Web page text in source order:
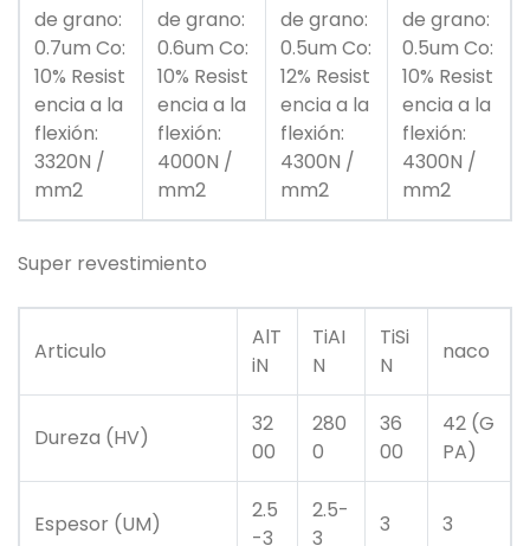
de grano:
0.7um Co:
10% Resist
encia a la
flexión:
3320N /
mm2
de grano:
0.6um Co:
10% Resist
encia a la
flexión:
4000N /
mm2
de grano:
0.5um Co:
12% Resist
encia a la
flexión:
4300N /
mm2
de grano:
0.5um Co:
10% Resist
encia a la
flexión:
4300N /
mm2
Super revestimiento
Articulo
AlT
iN
TiAI
N
TiSi
N
naco
Dureza (HV)
32
00
280
0
36
00
42 (G
PA)
Espesor (UM)
2.5
-3
2.5-
3
3 3